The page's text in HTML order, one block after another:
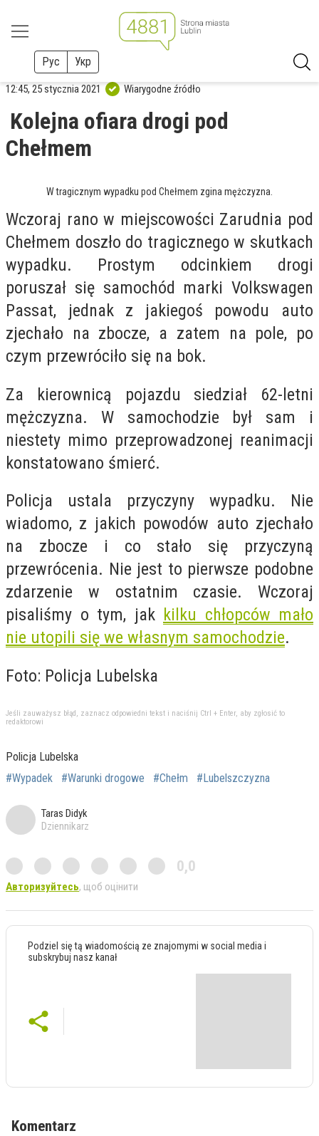
Рус Укр
12:45, 25 stycznia 2021 Wiarygodne źródło
Kolejna ofiara drogi pod
Chełmem
W tragicznym wypadku pod Chełmem zgina mężczyzna.
Wczoraj rano w miejscowości Zarudnia pod
Chełmem doszło do tragicznego w skutkach
wypadku. Prostym odcinkiem drogi
poruszał się samochód marki Volkswagen
Passat, jednak z jakiegoś powodu auto
zjechało na zbocze, a zatem na pole, po
czym przewróciło się na bok.
Za kierownicą pojazdu siedział 62-letni
mężczyzna. W samochodzie był sam i
niestety mimo przeprowadzonej reanimacji
konstatowano śmierć.
Policja ustala przyczyny wypadku. Nie
wiadomo, z jakich powodów auto zjechało
na zbocze i co stało się przyczyną
przewrócenia. Nie jest to pierwsze podobne
zdarzenie w ostatnim czasie. Wczoraj
pisaliśmy o tym, jak kilku chłopców mało
nie utopili się we własnym samochodzie.
Foto: Policja Lubelska
Jeśli zauważysz błąd, zaznacz odpowiedni tekst i naciśnij Ctrl + Enter, aby zgłosić to
redaktorowi
Policja Lubelska
#Wypadek
#Warunki drogowe #Chełm #Lubelszczyzna
Taras Didyk
Dziennikarz
0,0
Авторизуйтесь, щоб оцінити
Podziel się tą wiadomością ze znajomymi w social media i
subskrybuj nasz kanał
Komentarz